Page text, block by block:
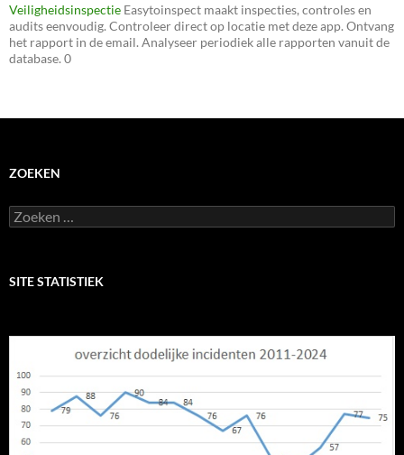
Veiligheidsinspectie Easytoinspect maakt inspecties, controles en
audits eenvoudig. Controleer direct op locatie met deze app. Ontvang
het rapport in de email. Analyseer periodiek alle rapporten vanuit de
database. 0
ZOEKEN
Zoeken
naar:
SITE STATISTIEK